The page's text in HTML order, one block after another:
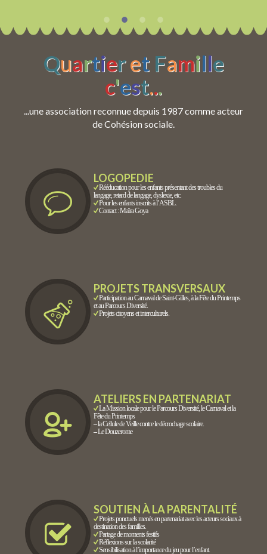
Quartieret Famille
c'est...
...une association reconnue depuis 1987 comme acteur
de Cohésion sociale.
LOGOPEDIE
Rééducation pour les enfants présentant des troubles du
langage, retard de langage, dyslexie, etc.
Pour les enfants inscrits à l’ASBL.
Contact : Maïra Goya
PROJETS TRANSVERSAUX
Participation au Carnaval de Saint-Gilles, à la Fête du Printemps
et au Parcours Diversité.
Projets citoyens et interculturels.
ATELIERS EN PARTENARIAT
La Mission locale pour le Parcours Diversité, le Carnaval et la
Fête du Printemps
–la Cellule de Veille contre le décrochage scolaire.
–Le Douzerome
SOUTIEN À LA PARENTALITÉ
Projets ponctuels menés en partenariat avec les acteurs sociaux à
destination des familles.
Partage de moments festifs
Réflexions sur la scolarité
Sensibilisation à l’importance du jeu pour l’enfant.